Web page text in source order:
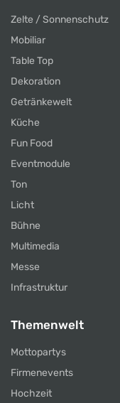
Zelte / Sonnenschutz
Mobiliar
Table Top
Dekoration
Getränkewelt
Küche
Fun Food
Eventmodule
Ton
Licht
Bühne
Multimedia
Messe
Infrastruktur
Themenwelt
Mottopartys
Firmenevents
Hochzeit